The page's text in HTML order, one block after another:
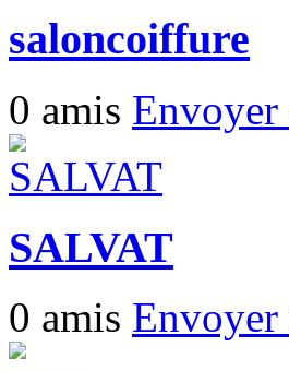
saloncoiffure
0 amis Envoyer
SALVAT
0 amis Envoyer